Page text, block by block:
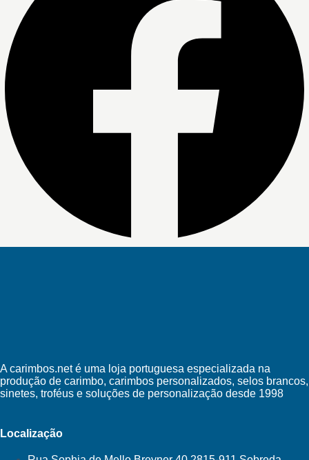
A carimbos.net é uma loja portuguesa especializada na
produção de carimbo, carimbos personalizados, selos brancos,
sinetes, troféus e soluções de personalização desde 1998
Localização